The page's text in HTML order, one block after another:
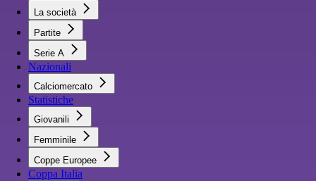
La società
Partite
Serie A
Nazionali
Calciomercato
Statistiche
Giovanili
Femminile
Coppe Europee
Coppa Italia